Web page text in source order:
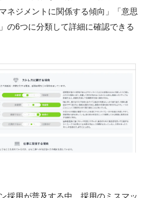
ネジメントに関係する傾向」「意思
の6つに分類して詳細に確認できる
採用が普及する中、採用のミスマッ